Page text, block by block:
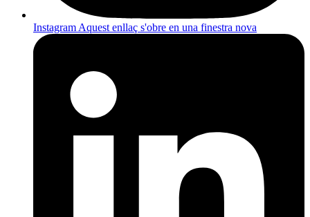
Instagram Aquest enllaç s'obre en una finestra nova